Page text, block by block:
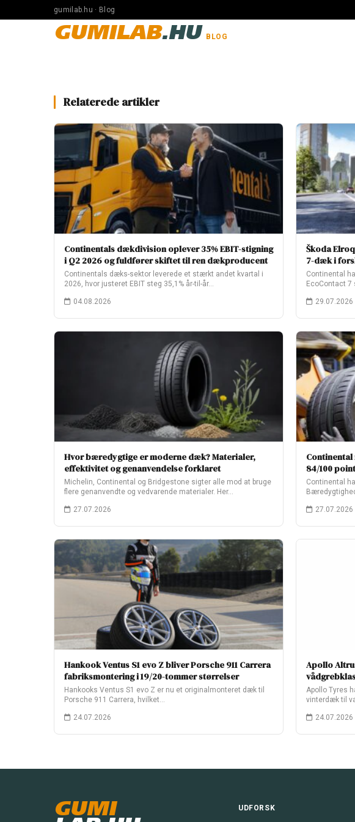
gumilab.hu · Blog
GUMILAB.HU BLOG
Relaterede artikler
Continentals dækdivision oplever 35% EBIT-stigning
i Q2 2026 og fuldfører skiftet til ren dækproducent
Continentals dæks-sektor leverede et stærkt andet kvartal i
2026, hvor justeret EBIT steg 35,1% år-til-år…
04.08.2026
Škoda
7-dæk i
Continental
EcoContact 7
29.07.2026
Hvor bæredygtige er moderne dæk? Materialer,
effektivitet og genanvendelse forklaret
Michelin, Continental og Bridgestone sigter alle mod at bruge
flere genanvendte og vedvarende materialer. Her…
27.07.2026
84/100
Continental
27.07.2026
Hankook Ventus S1 evo Z bliver Porsche 911 Carrera
fabriksmontering i 19/20-tommer størrelser
Hankooks Ventus S1 evo Z er nu et originalmonteret dæk til
Porsche 911 Carrera, hvilket…
24.07.2026
Apollo
Apollo Tyres
vinterdæk til
24.07.2026
GUMI
UDFORSK